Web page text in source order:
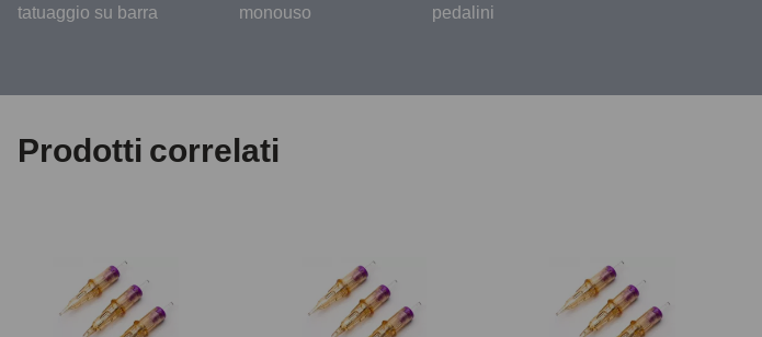
tatuaggio su barra
monouso
pedalini
Prodotti correlati